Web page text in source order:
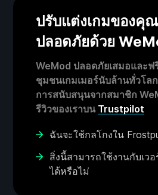
ปรับแต่งเกมของคุ
ปลอดภัยด้วย
WeMod ปลอดภัยเสมอและฟ
ชุมชนเกมเมอร์นับล้านทั่วโลก
การสนับสนุนจากสมาชิก
รีวิวของเราบน Trustpilot
ฉันจะใช้กลโกงใน
สิ่งนี้สามารถใช้งานกับเว
ได้หรือไม่